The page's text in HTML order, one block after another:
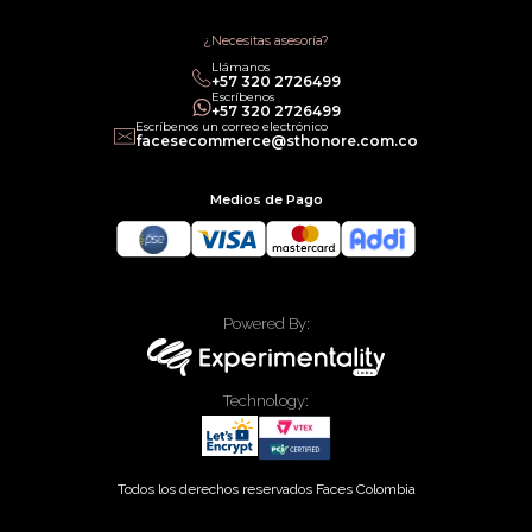
Política legal de Gift Cards¿Necesitas asesoría?
Llámanos
‎+57 320 2726499
Escríbenos
‎+57 320 2726499
Escríbenos un correo electrónico
facesecommerce@sthonore.com.co
Medios de Pago
Powered By:
Technology:
Todos los derechos reservados Faces Colombia